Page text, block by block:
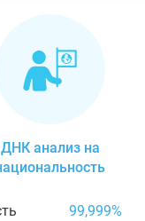
ДНК анализ на
99,999%